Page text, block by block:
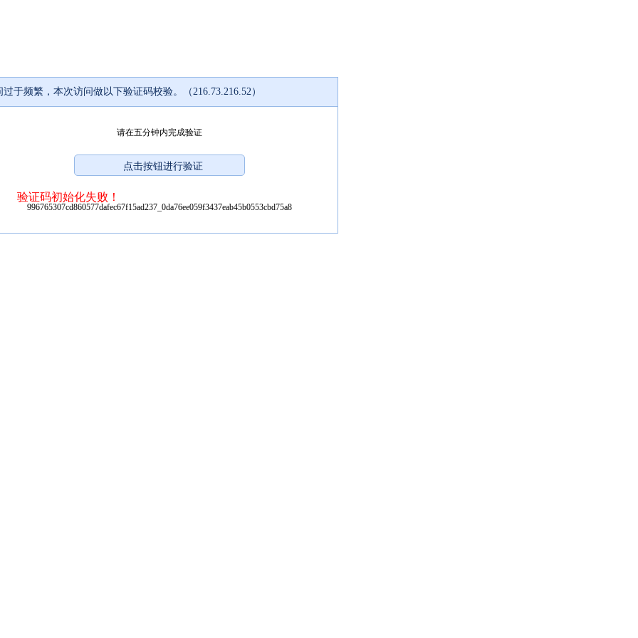
过于频繁，本次访问做以下验证码校验。（216.73.216.52）
请在五分钟内完成验证
验证码初始化失败！
996765307cd860577dafec67f15ad237_0da76ee059f3437eab45b0553cbd75a8